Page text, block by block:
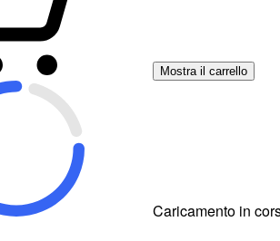
Mostra il carrello
Caricamento in